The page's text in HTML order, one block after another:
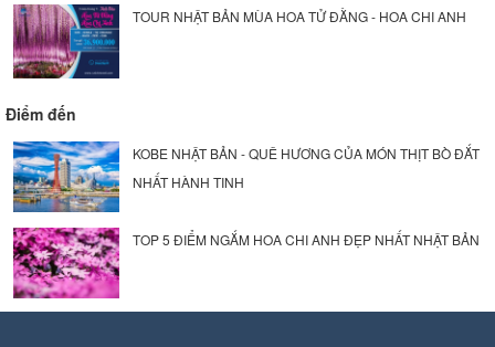
TOUR NHẬT BẢN MÙA HOA TỬ ĐẰNG - HOA CHI ANH
Điểm đến
KOBE NHẬT BẢN - QUÊ HƯƠNG CỦA MÓN THỊT BÒ ĐẮT
NHẤT HÀNH TINH
TOP 5 ĐIỂM NGẮM HOA CHI ANH ĐẸP NHẤT NHẬT BẢN